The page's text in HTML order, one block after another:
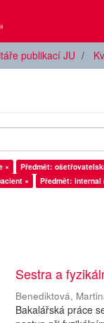
publikací JU
× Předmět:
× Předmět: internal
Sestra a
Benediktová,
Bakalářská práce